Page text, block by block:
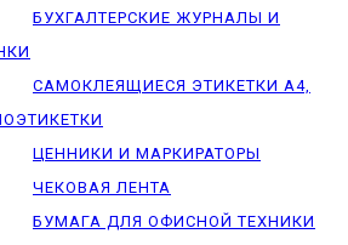
БУХГАЛТЕРСКИЕ ЖУРНАЛЫ И
САМОКЛЕЯЩИЕСЯ ЭТИКЕТКИ А4,
ЦЕННИКИ И МАРКИРАТОРЫ
ЧЕКОВАЯ ЛЕНТА
БУМАГА ДЛЯ ОФИСНОЙ ТЕХНИКИ